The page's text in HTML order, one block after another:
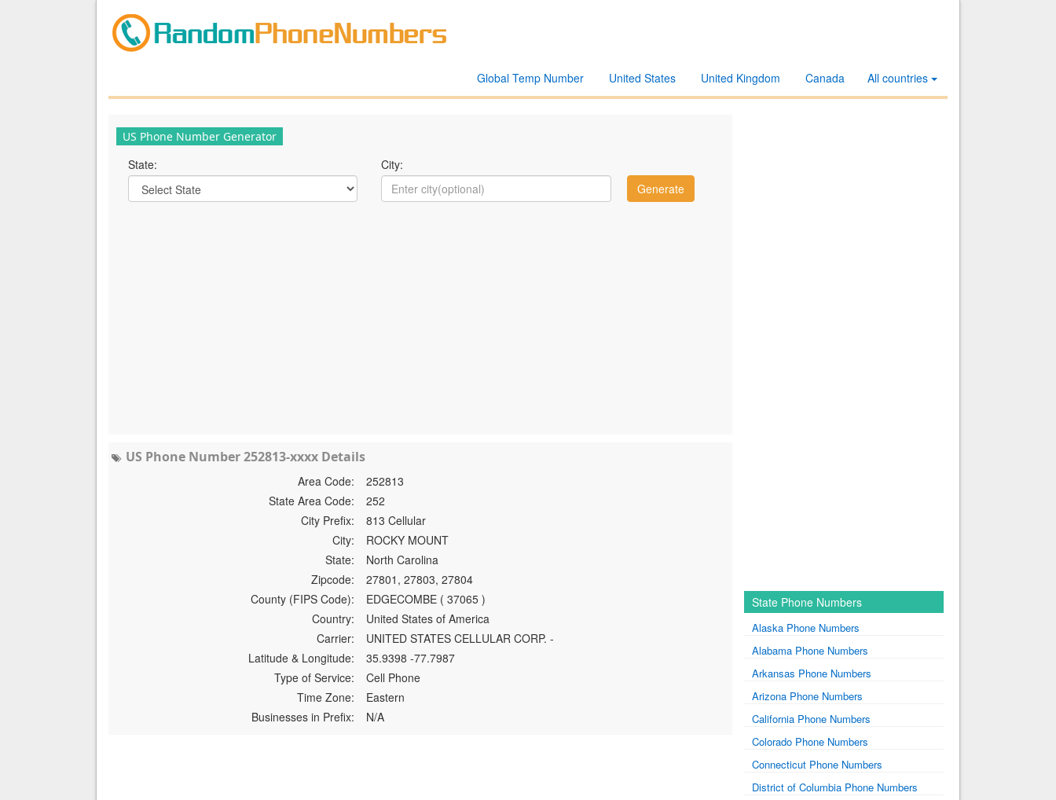
All countries
Canada
United Kingdom
United States
Global Temp Number
US Phone Number Generator
State: City:
US Phone Number 252813-xxxx Details
Area Code:
252813
State Area Code:
252
City Prefix:
813 Cellular
City:
ROCKY MOUNT
State:
North Carolina
Zipcode:
27801, 27803, 27804
County (FIPS Code):
EDGECOMBE ( 37065 )
Country:
United States of America
Carrier:
UNITED STATES CELLULAR CORP. -
Latitude & Longitude:
35.9398 -77.7987
Type of Service:
Cell Phone
Time Zone:
Eastern
Businesses in Prefix:
N/A
State Phone Numbers
Alaska Phone Numbers
Alabama Phone Numbers
Arkansas Phone Numbers
Arizona Phone Numbers
California Phone Numbers
Colorado Phone Numbers
Connecticut Phone Numbers
District of Columbia Phone Numbers